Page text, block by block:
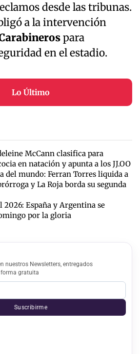
desde las tribunas.
a la intervención
para
en el estadio.
Lo Último
McCann clasifica para
en natación y apunta a los JJ.OO
del mundo: Ferran Torres liquida a
y La Roja borda su segunda
España y Argentina se
por la gloria
nuestros Newsletters, entregados
gratuita
Suscribirme